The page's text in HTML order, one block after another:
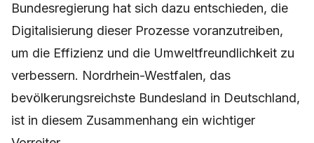
Bundesregierung hat sich dazu entschieden, die
Digitalisierung dieser Prozesse voranzutreiben,
um die Effizienz und die Umweltfreundlichkeit zu
verbessern. Nordrhein-Westfalen, das
bevölkerungsreichste Bundesland in Deutschland,
ist in diesem Zusammenhang ein wichtiger